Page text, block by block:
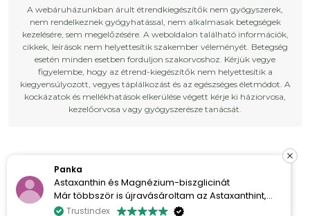
A webáruházunkban árult étrendkiegészítők nem gyógyszerek,
nem rendelkeznek gyógyhatással, nem alkalmasak betegségek
kezelésére, sem megelőzésére. A weboldalon található információk,
cikkek, leírások nem helyettesítik szakember véleményét. Betegség
esetén minden esetben forduljon szakorvoshoz. Kérjük vegye
figyelembe, hogy az étrend-kiegészítők nem helyettesítik a
kiegyensúlyozott, vegyes táplálkozást és az egészséges életmódot. A
kockázatok és mellékhatások elkerülése végett kérje ki háziorvosa,
kezelőorvosa vagy gyógyszerésze tanácsát.
Panka
Astaxanthin és Magnézium-biszglicinát
Már többször is újravásároltam az Astaxanthint,
mert egyszerűen imádom a hatását. A bőröm
Trustindex